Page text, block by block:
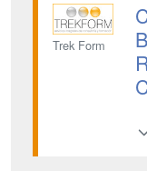
Trek Form